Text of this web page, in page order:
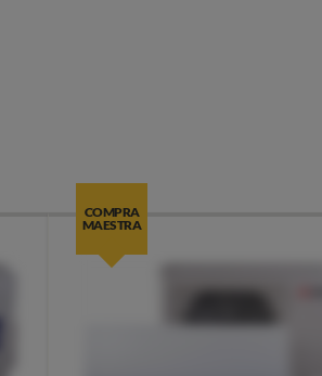
COMPRA
MAESTRA